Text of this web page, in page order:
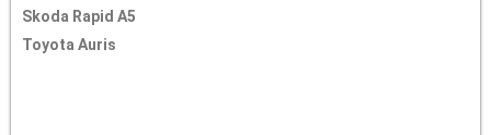
Skoda Rapid A5
Toyota Auris